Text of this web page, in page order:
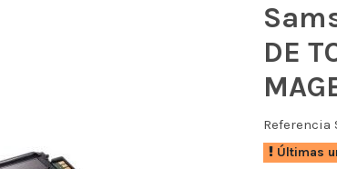
DE
Referencia
Últimas